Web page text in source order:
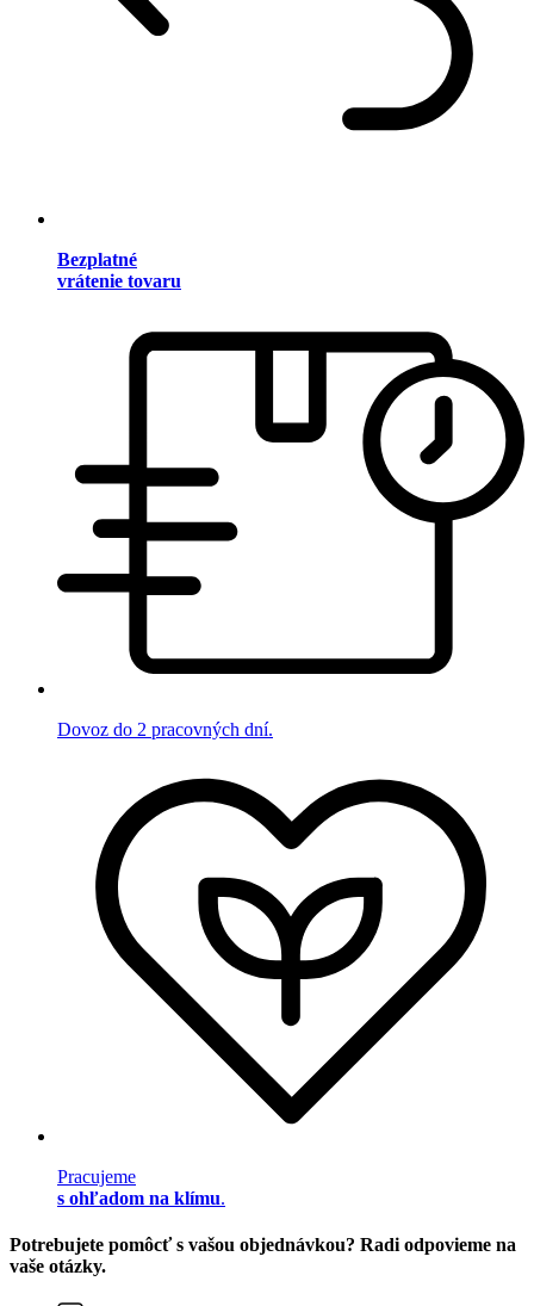
Bezplatné
vrátenie tovaru
Dovoz do 2 pracovných dní.
Pracujeme
s ohľadom na klímu.
Potrebujete pomôcť s vašou objednávkou? Radi odpovieme na
vaše otázky.